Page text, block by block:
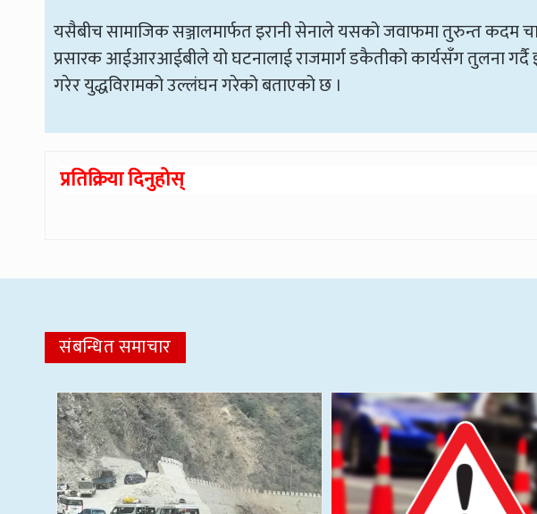
यसैबीच सामाजिक सञ्जालमार्फत इरानी सेनाले यसको जवाफमा तुरुन्त कदम
प्रसारक आईआरआईबीले यो घटनालाई राजमार्ग डकैतीको कार्यसँग तुलना
गरेर युद्धविरामको उल्लंघन गरेको बताएको छ ।
प्रतिक्रिया दिनुहोस्
संबन्धित समाचार